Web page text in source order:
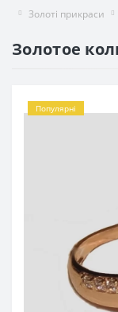
Золоті прикраси
Золотое
Популярні